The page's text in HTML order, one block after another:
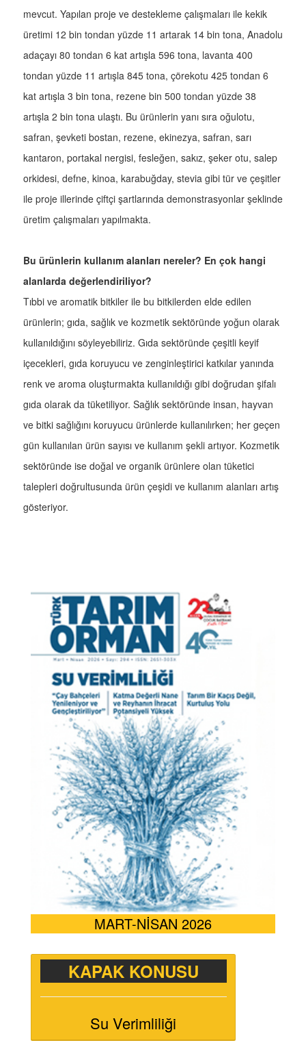
mevcut. Yapılan proje ve destekleme çalışmaları ile kekik
üretimi 12 bin tondan yüzde 11 artarak 14 bin tona, Anadolu
adaçayı 80 tondan 6 kat artışla 596 tona, lavanta 400
tondan yüzde 11 artışla 845 tona, çörekotu 425 tondan 6
kat artışla 3 bin tona, rezene bin 500 tondan yüzde 38
artışla 2 bin tona ulaştı. Bu ürünlerin yanı sıra oğulotu,
safran, şevketi bostan, rezene, ekinezya, safran, sarı
kantaron, portakal nergisi, fesleğen, sakız, şeker otu, salep
orkidesi, defne, kinoa, karabuğday, stevia gibi tür ve çeşitler
ile proje illerinde çiftçi şartlarında demonstrasyonlar şeklinde
üretim çalışmaları yapılmakta.
Bu ürünlerin kullanım alanları nereler? En çok hangi
alanlarda değerlendiriliyor?
Tıbbi ve aromatik bitkiler ile bu bitkilerden elde edilen
ürünlerin; gıda, sağlık ve kozmetik sektöründe yoğun olarak
kullanıldığını söyleyebiliriz. Gıda sektöründe çeşitli keyif
içecekleri, gıda koruyucu ve zenginleştirici katkılar yanında
renk ve aroma oluşturmakta kullanıldığı gibi doğrudan şifalı
gıda olarak da tüketiliyor. Sağlık sektöründe insan, hayvan
ve bitki sağlığını koruyucu ürünlerde kullanılırken; her geçen
gün kullanılan ürün sayısı ve kullanım şekli artıyor. Kozmetik
sektöründe ise doğal ve organik ürünlere olan tüketici
talepleri doğrultusunda ürün çeşidi ve kullanım alanları artış
gösteriyor.
MART-NİSAN 2026
KAPAK KONUSU
Su Verimliliği